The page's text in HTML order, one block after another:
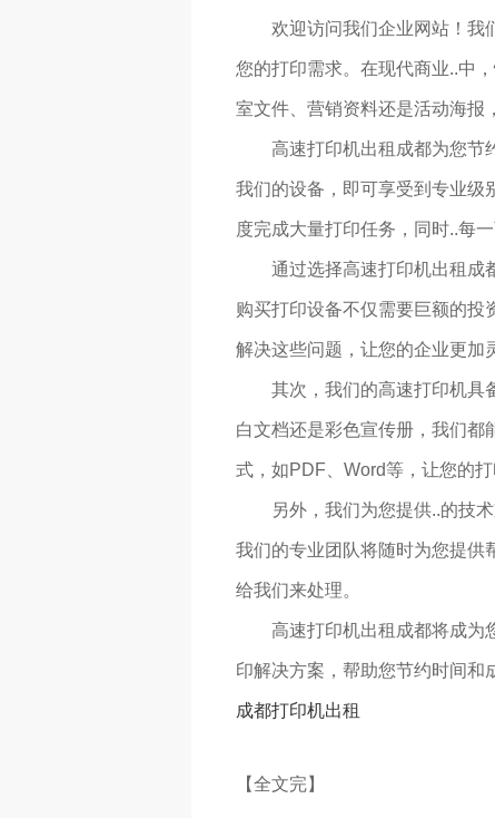
欢迎访问我们企业网站！
您的打印需求。在现代商业..中
室文件、营销资料还是活动海报
高速打印机出租成都为您节
我们的设备，即可享受到专业级
度完成大量打印任务，同时..每
通过选择高速打印机出租成
购买打印设备不仅需要巨额的投
解决这些问题，让您的企业更加
其次，我们的高速打印机具
白文档还是彩色宣传册，我们都
式，如PDF、Word等，让您的打
另外，我们为您提供..的技
我们的专业团队将随时为您提供
给我们来处理。
高速打印机出租成都将成为
印解决方案，帮助您节约时间和
成都打印机出租
【全文完】